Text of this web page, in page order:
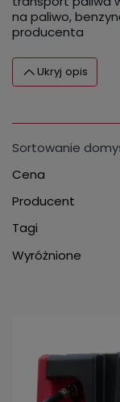
na paliwo,
producenta
Ukryj opis
Cena
Producent
Tagi
Wyróżnione